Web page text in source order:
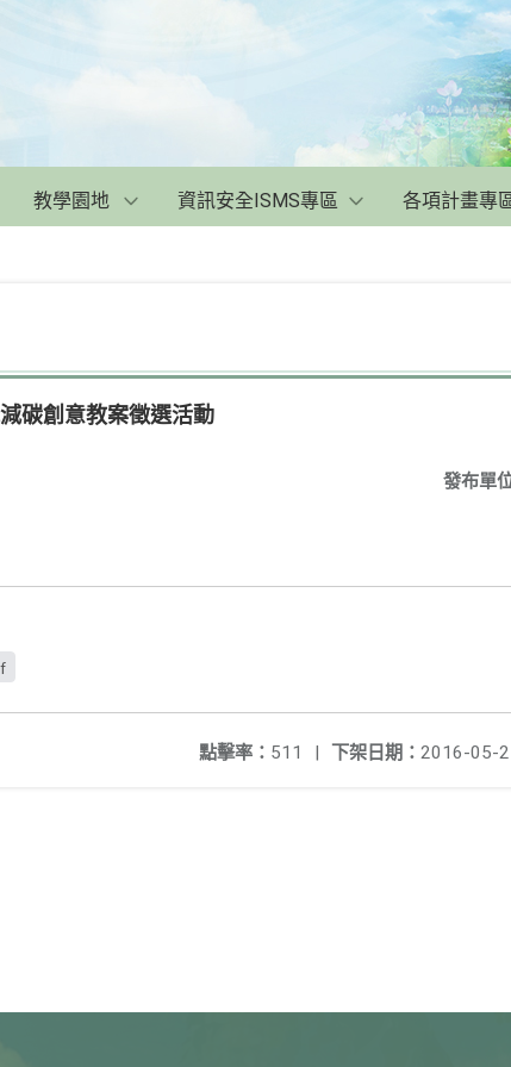
教學園地 資訊安全ISMS專區 各項計畫專
碳創意教案徵選活動
發布單
下架日期： 2016-05-
點擊率： 511 |